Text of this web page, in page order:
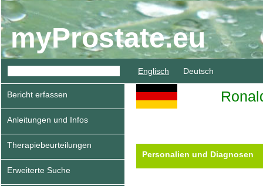
myProstate.eu
Englisch Deutsch
Bericht erfassen
Anleitungen und Infos
Therapiebeurteilungen
Erweiterte Suche
Personalien und Diagnosen